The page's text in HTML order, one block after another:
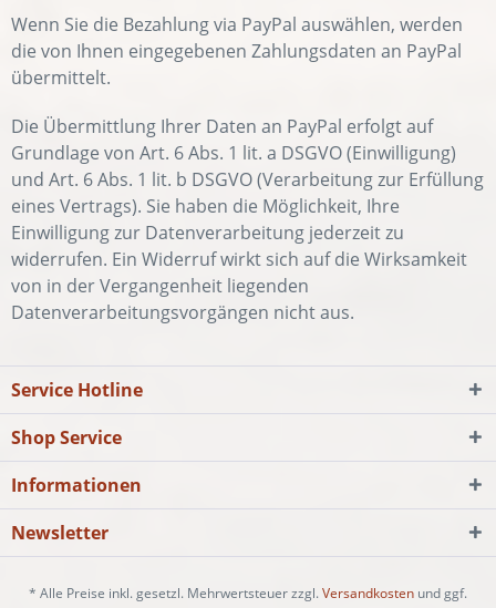
Wenn Sie die Bezahlung via PayPal auswählen, werden
die von Ihnen eingegebenen Zahlungsdaten an PayPal
übermittelt.
Die Übermittlung Ihrer Daten an PayPal erfolgt auf
Grundlage von Art. 6 Abs. 1 lit. a DSGVO (Einwilligung)
und Art. 6 Abs. 1 lit. b DSGVO (Verarbeitung zur Erfüllung
eines Vertrags). Sie haben die Möglichkeit, Ihre
Einwilligung zur Datenverarbeitung jederzeit zu
widerrufen. Ein Widerruf wirkt sich auf die Wirksamkeit
von in der Vergangenheit liegenden
Datenverarbeitungsvorgängen nicht aus.
Service Hotline
Shop Service
Informationen
Newsletter
* Alle Preise inkl. gesetzl. Mehrwertsteuer zzgl.Versandkosten und ggf.